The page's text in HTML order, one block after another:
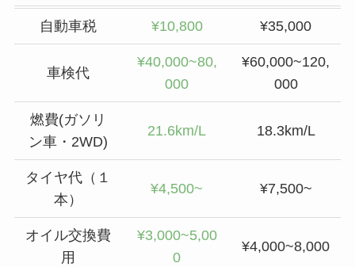
自動車税 ¥10,800 ¥35,000
車検代
¥40,000~80,
000
¥60,000~120,
000
燃費(ガソリ
ン車・2WD)
21.6km/L 18.3km/L
タイヤ代（１
本）
¥4,500~ ¥7,500~
オイル交換費
用
¥3,000~5,00
0
¥4,000~8,000